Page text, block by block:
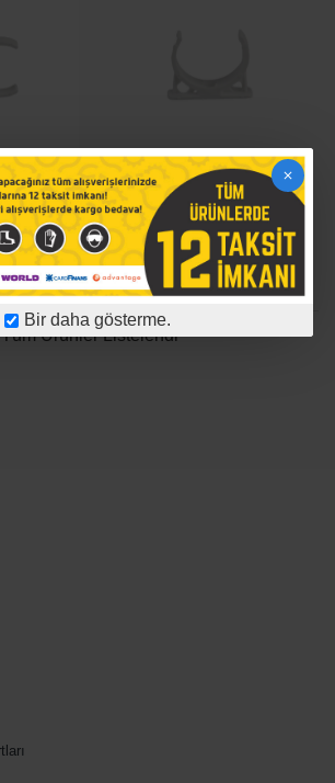
Bir daha gösterme.
İÇIN 2
-61 %
SU ARITMA CIHAZLARI İÇIN
2.5 INCH KLIPS
33,80TL
87,78TL
Tüm Ürünler Listelendi